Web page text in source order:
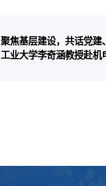
聚焦基层建设，共话党
工业大学李奇涵教授赴机